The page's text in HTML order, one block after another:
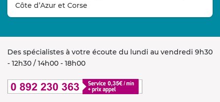
Côte d’Azur et Corse
Des spécialistes à votre écoute du lundi au vendredi 9h30
- 12h30 / 14h00 - 18h00